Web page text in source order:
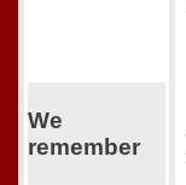
We
remember